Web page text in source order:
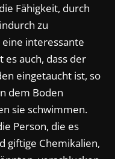
Fähigkeit, durch
zu
interessante
es auch, dass der
eingetaucht ist, so
dem Boden
sie schwimmen.
Person, die es
giftige Chemikalien,